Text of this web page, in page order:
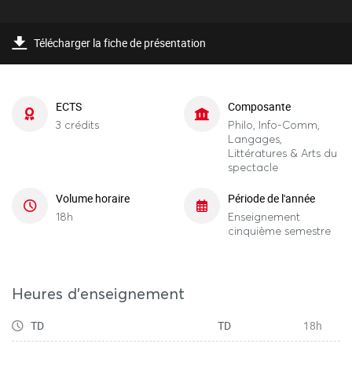
Télécharger la fiche de présentation
ECTS
3 crédits
Composante
Philo, Info-Comm,
Langages,
Littératures & Arts du
spectacle
Volume horaire
18h
Période de l'année
Enseignement
cinquième semestre
Heures d'enseignement
TD TD 18h